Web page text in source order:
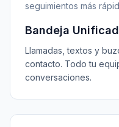
seguimientos más
Bandeja
Llamadas, textos y
contacto. Todo tu
conversaciones.